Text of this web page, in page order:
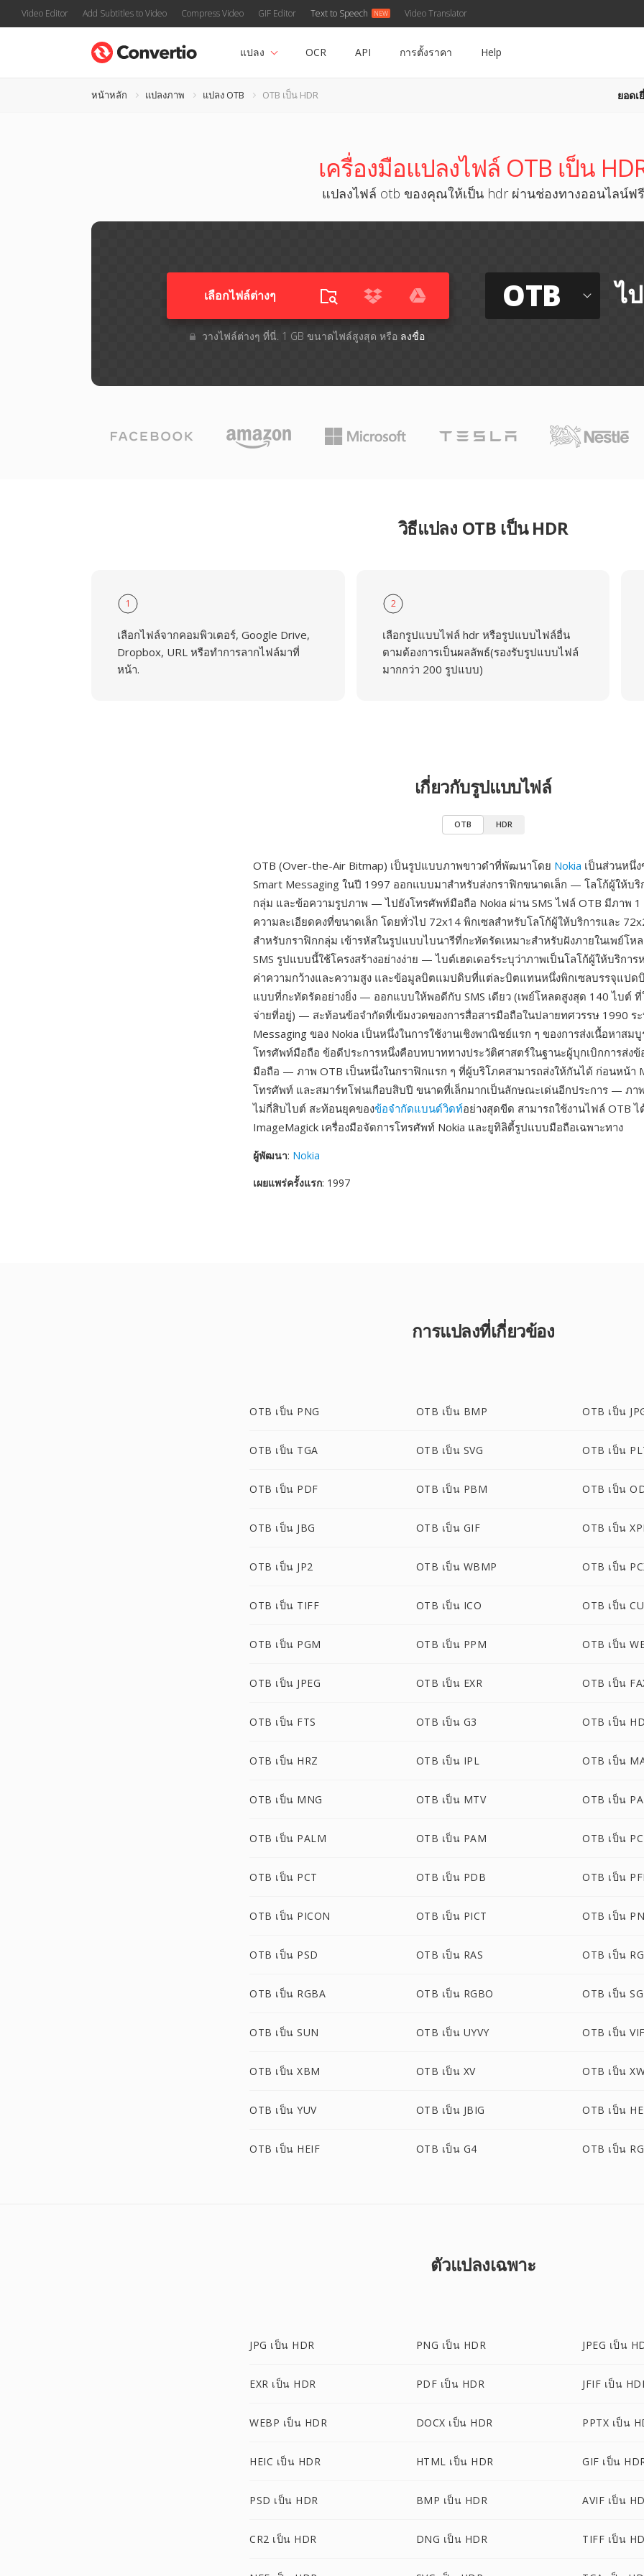
Video Editor Add Subtitles to Video Compress Video GIF Editor Text to Speech Video Translator
แปลง OCR API การตั้งราคา Help
หน้าหลัก แปลงภาพ แปลง OTB OTB เป็น HDR ยอดเ
เครื่องมือแปลงไฟล์ OTB เป็น
แปลงไฟล์ otb ของคุณให้เป็น hdr ผ่านช่องทางออนไลน์ฟรี
เลือกไฟล์ต่างๆ​
วางไฟล์ต่างๆ​ ที่นี่. 1 GB ขนาดไฟล์สูงสุด หรือ ลงชื่อ
OTB ไ
วิธีแปลง OTB เป็น HDR
1
เลือกไฟล์จากคอมพิวเตอร์, Google Drive,
Dropbox, URL หรือทำการลากไฟล์มาที่
หน้า.
2
เลือกรูปแบบไฟล์ hdr หรือรูปแบบไฟล์อื่น
ตามต้องการเป็นผลลัพธ์(รองรับรูปแบบไฟล์
มากกว่า 200 รูปแบบ)
เกี่ยวกับรูปแบบไฟล์
OTB HDR
OTB (Over-the-Air Bitmap) เป็นรูปแบบภาพขาวดำที่พัฒนาโดย Nokia เป็นส่วนหนึ่
Smart Messaging ในปี 1997 ออกแบบมาสำหรับส่งกราฟิกขนาดเล็ก — โลโก้ผู้ให้บริ
กลุ่ม และข้อความรูปภาพ — ไปยังโทรศัพท์มือถือ Nokia ผ่าน SMS ไฟล์ OTB มีภาพ
ความละเอียดคงที่ขนาดเล็ก โดยทั่วไป 72x14 พิกเซลสำหรับโลโก้ผู้ให้บริการและ
สำหรับกราฟิกกลุ่ม เข้ารหัสในรูปแบบไบนารีที่กะทัดรัดเหมาะสำหรับฝังภายในเพย์โห
SMS รูปแบบนี้ใช้โครงสร้างอย่างง่าย — ไบต์เฮดเดอร์ระบุว่าภาพเป็นโลโก้ผู้ให้บริกา
ค่าความกว้างและความสูง และข้อมูลบิตแมปดิบที่แต่ละบิตแทนหนึ่งพิกเซลบรรจุแปด
แบบที่กะทัดรัดอย่างยิ่ง — ออกแบบให้พอดีกับ SMS เดียว (เพย์โหลดสูงสุด 140 ไบต์
จ่ายที่อยู่) — สะท้อนข้อจำกัดที่เข้มงวดของการสื่อสารมือถือในปลายทศวรรษ 1990 ร
Messaging ของ Nokia เป็นหนึ่งในการใช้งานเชิงพาณิชย์แรก ๆ ของการส่งเนื้อหาสม
โทรศัพท์มือถือ ข้อดีประการหนึ่งคือบทบาททางประวัติศาสตร์ในฐานะผู้บุกเบิกการส่ง
มือถือ — ภาพ OTB เป็นหนึ่งในกราฟิกแรก ๆ ที่ผู้บริโภคสามารถส่งให้กันได้ ก่อนหน้า
โทรศัพท์ และสมาร์ทโฟนเกือบสิบปี ขนาดที่เล็กมากเป็นลักษณะเด่นอีกประการ — ภา
ไม่กี่สิบไบต์ สะท้อนยุคของข้อจำกัดแบนด์วิดท์อย่างสุดขีด สามารถใช้งานไฟล์ OTB ไ
ImageMagick เครื่องมือจัดการโทรศัพท์ Nokia และยูทิลิตี้รูปแบบมือถือเฉพาะทาง
ผู้พัฒนา: Nokia
เผยแพร่ครั้งแรก: 1997
การแปลงที่เกี่ยวข้อง
OTB เป็น PNG OTB เป็น BMP OTB เป็น
OTB เป็น TGA OTB เป็น SVG OTB เป็น
OTB เป็น PDF OTB เป็น PBM OTB เป็น
OTB เป็น JBG OTB เป็น GIF OTB เป็น
OTB เป็น JP2 OTB เป็น WBMP OTB เป็น
OTB เป็น TIFF OTB เป็น ICO OTB เป็น
OTB เป็น PGM OTB เป็น PPM OTB เป็น
OTB เป็น JPEG OTB เป็น EXR OTB เป็น
OTB เป็น FTS OTB เป็น G3 OTB เป็น
OTB เป็น HRZ OTB เป็น IPL OTB เป็น
OTB เป็น MNG OTB เป็น MTV OTB เป็น
OTB เป็น PALM OTB เป็น PAM OTB เป็น
OTB เป็น PCT OTB เป็น PDB OTB เป็น
OTB เป็น PICON OTB เป็น PICT OTB เป็น
OTB เป็น PSD OTB เป็น RAS OTB เป็น
OTB เป็น RGBA OTB เป็น RGBO OTB เป็น
OTB เป็น SUN OTB เป็น UYVY OTB เป็น
OTB เป็น XBM OTB เป็น XV OTB เป็น
OTB เป็น YUV OTB เป็น JBIG OTB เป็น
OTB เป็น HEIF OTB เป็น G4 OTB เป็น
ตัวแปลงเฉพาะ
JPG เป็น HDR PNG เป็น HDR JPEG เป็น
EXR เป็น HDR PDF เป็น HDR JFIF เป็น
WEBP เป็น HDR DOCX เป็น HDR PPTX เป็น
HEIC เป็น HDR HTML เป็น HDR GIF เป็น
PSD เป็น HDR BMP เป็น HDR AVIF เป็น
CR2 เป็น HDR DNG เป็น HDR TIFF เป็น